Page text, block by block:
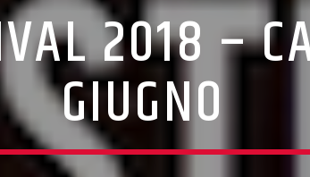
2018 –
GIUGNO